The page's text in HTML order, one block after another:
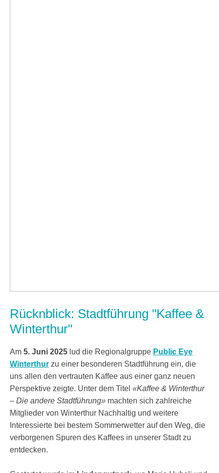
Rücknblick: Stadtführung "Kaffee &
Winterthur"
Am 5. Juni 2025 lud die Regionalgruppe Public Eye
Winterthur zu einer besonderen Stadtführung ein, die
uns allen den vertrauten Kaffee aus einer ganz neuen
Perspektive zeigte. Unter dem Titel «Kaffee & Winterthur
– Die andere Stadtführung» machten sich zahlreiche
Mitglieder von Winterthur Nachhaltig und weitere
Interessierte bei bestem Sommerwetter auf den Weg, die
verborgenen Spuren des Kaffees in unserer Stadt zu
entdecken.